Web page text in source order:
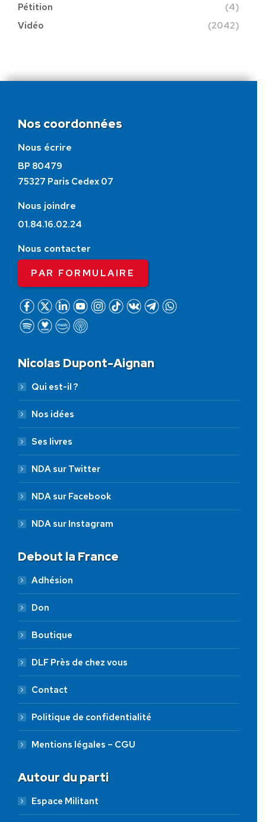
Pétition
(4)
Vidéo
(2042)
Nos coordonnées
Nous écrire
BP 80479
75327 Paris Cedex 07
Nous joindre
01.84.16.02.24
Nous contacter
PAR FORMULAIRE
Nicolas Dupont-Aignan
Qui est-il ?
Nos idées
Ses livres
NDA sur Twitter
NDA sur Facebook
NDA sur Instagram
Debout la France
Adhésion
Don
Boutique
DLF Près de chez vous
Contact
Politique de confidentialité
Mentions légales – CGU
Autour du parti
Espace Militant